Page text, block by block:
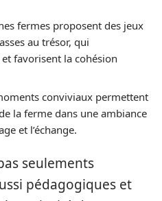
fermes proposent des jeux
au trésor, qui
favorisent la cohésion
conviviaux permettent
la ferme dans une ambiance
et l’échange.
seulements
pédagogiques et